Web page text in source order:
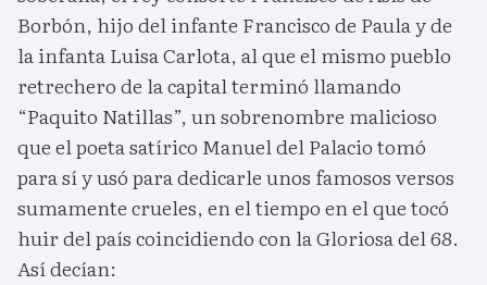
Borbón, hijo del infante Francisco de Paula y de
la infanta Luisa Carlota, al que el mismo pueblo
retrechero de la capital terminó llamando
“Paquito Natillas”, un sobrenombre malicioso
que el poeta satírico Manuel del Palacio tomó
para sí y usó para dedicarle unos famosos versos
sumamente crueles, en el tiempo en el que tocó
huir del país coincidiendo con la Gloriosa del 68.
Así decían: